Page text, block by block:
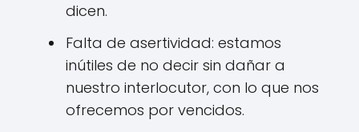
dicen.
Falta de asertividad: estamos
inútiles de no decir sin dañar a
nuestro interlocutor, con lo que nos
ofrecemos por vencidos.